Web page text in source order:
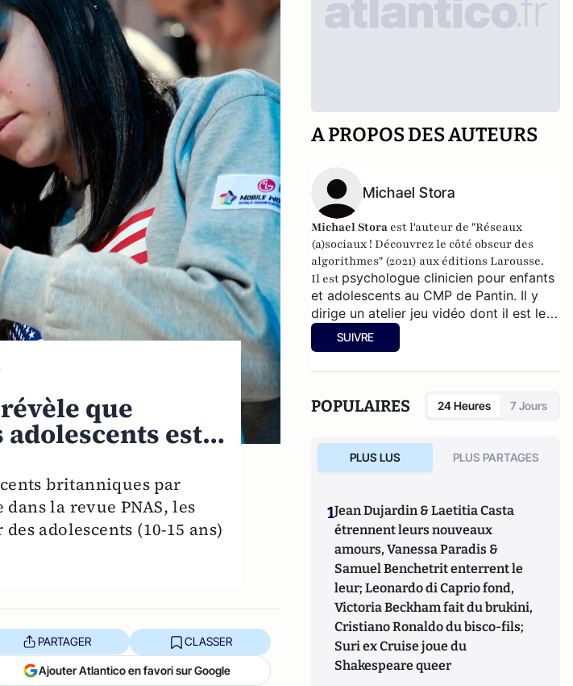
que
adolescents est…
britanniques par
la revue PNAS, les
adolescents (10-15 ans)
PARTAGER CLASSER
Ajouter Atlantico en favori sur Google
A PROPOS DES AUTEURS
Michael Stora
Michael Stora est l'auteur de "Réseaux
(a)sociaux ! Découvrez le côté obscur des
algorithmes" (2021) aux éditions Larousse.
Il est psychologue clinicien pour enfants
et adolescents au CMP de Pantin. Il y
dirige un atelier jeu vidéo dont il est le
créateur et travaille actuellement sur un
livre concernant les femmes et le virtuel.
SUIVRE
POPULAIRES 24 Heures 7 Jours
PLUS LUS PLUS PARTAGES
1Jean Dujardin & Laetitia Casta
étrennent leurs nouveaux
amours, Vanessa Paradis &
Samuel Benchetrit enterrent le
leur; Leonardo di Caprio fond,
Victoria Beckham fait du brukini,
Cristiano Ronaldo du bisco-fils;
Suri ex Cruise joue du
Shakespeare queer